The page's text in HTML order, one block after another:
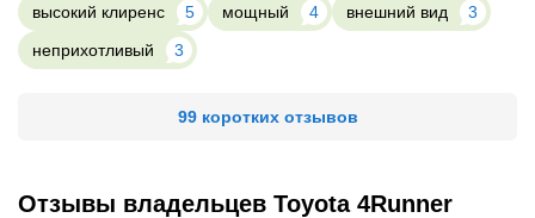
высокий клиренс
5 мощный 4 внешний вид
3
неприхотливый
3
99 коротких отзывов
Отзывы владельцев Toyota 4Runner